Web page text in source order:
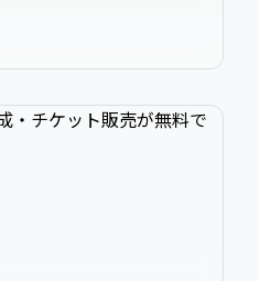
3 1 2